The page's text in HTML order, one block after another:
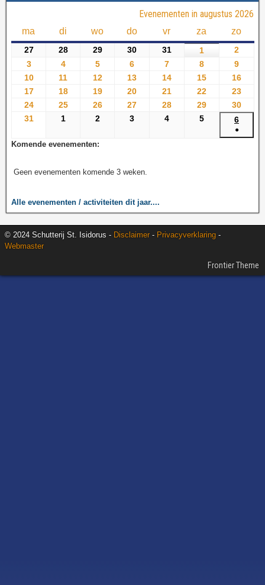
Evenementen in augustus 2026
ma di wo do vr za zo
27 28 29 30 31 1
2
3
4 5 6 7 8
9
10
11 12 13 14 15
16
17
18 19 20 21 22
23
24
25 26 27 28 29
30
31
1 2 3 4 5 6
●
Komende evenementen:
Geen evenementen komende 3 weken.
Alle evenementen / activiteiten dit jaar....
© 2024 Schutterij St. Isidorus - Disclaimer - Privacyverklaring -
Webmaster
Frontier Theme